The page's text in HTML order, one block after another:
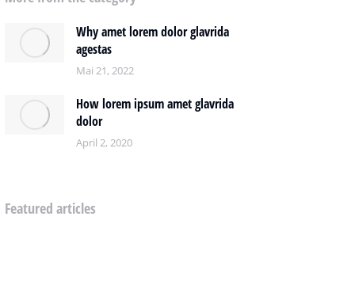
Why amet lorem dolor glavrida
agestas
Mai 21, 2022
How lorem ipsum amet glavrida
dolor
April 2, 2020
Featured articles